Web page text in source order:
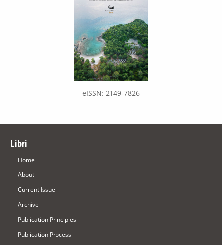
eISSN: 2149-7826
Libri
Home
About
Current Issue
Archive
Publication Principles
Publication Process